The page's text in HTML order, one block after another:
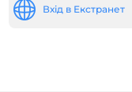
Вхід в Екстранет